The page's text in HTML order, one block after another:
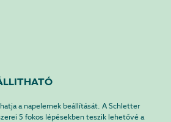
a napelemek beállítását. A Schletter
5 fokos lépésekben teszik lehetővé a